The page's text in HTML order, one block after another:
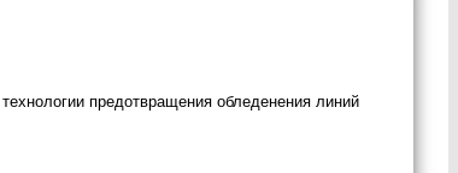
предотвращения обледенения линий